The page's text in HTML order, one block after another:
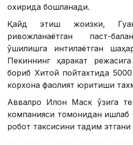
охирида бошланади.
Қайд этиш жоизки,
ривожланаётган паст-
қўшилишга интилаётган
Пекиннинг ҳаракат
бориб Хитой пойтахтида
корхона фаолият юритиши
Аввалроқ Илон Маск ўзига
компанияси томонидан ишлаб
робот таксисини тақдим этгани